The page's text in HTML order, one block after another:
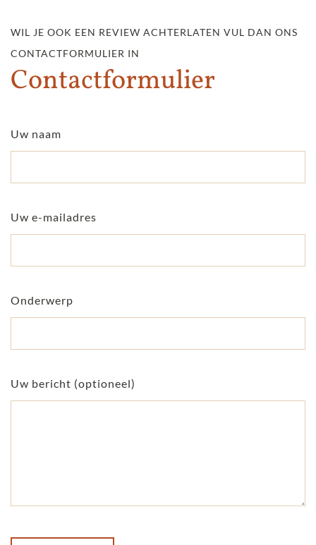
WIL JE OOK EEN REVIEW ACHTERLATEN VUL DAN ONS
CONTACTFORMULIER IN
Contactformulier
Uw naam
Uw e-mailadres
Onderwerp
Uw bericht (optioneel)